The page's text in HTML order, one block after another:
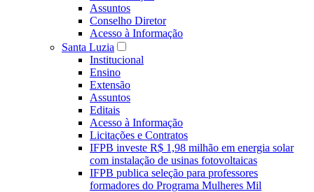
Assuntos
Conselho Diretor
Acesso à Informação
Santa Luzia
Institucional
Ensino
Extensão
Assuntos
Editais
Acesso à Informação
Licitações e Contratos
IFPB investe R$ 1,98 milhão em energia solar
com instalação de usinas fotovoltaicas
IFPB publica seleção para professores
formadores do Programa Mulheres Mil